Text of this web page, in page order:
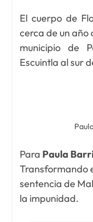
El cuerpo de
cerca de un año
municipio de
Escuintla al sur
Para Paula
Transformando
sentencia de
la impunidad.